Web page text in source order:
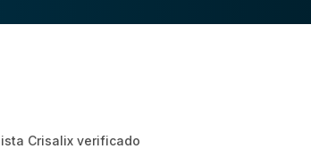
Crisalix verificado